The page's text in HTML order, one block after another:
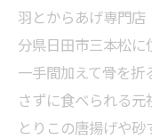
羽とからあげ専門店
分県日田市三本松に
一手間加えて骨を折
さずに食べられる元
とりこの唐揚げや